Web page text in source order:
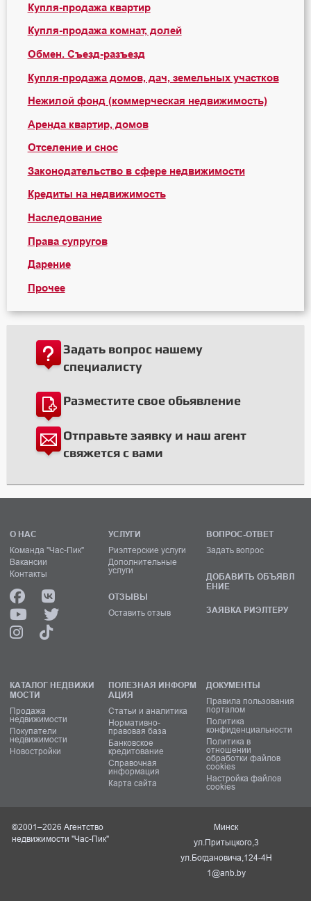
Купля-продажа квартир
Купля-продажа комнат, долей
Обмен. Съезд-разъезд
Купля-продажа домов, дач, земельных участков
Нежилой фонд (коммерческая недвижимость)
Аренда квартир, домов
Отселение и снос
Законодательство в сфере недвижимости
Кредиты на недвижимость
Наследование
Права супругов
Дарение
Прочее
Задать вопрос нашему
специалисту
Разместите свое обьявление
Отправьте заявку и наш агент
свяжется с вами
О НАС
Команда "Час-Пик"
Вакансии
Контакты
УСЛУГИ
Риэлтерские услуги
Дополнительные
услуги
ОТЗЫВЫ
Оставить отзыв
ВОПРОС-ОТВЕТ
Задать вопрос
ДОБАВИТЬ ОБЪЯВЛ
ЕНИЕ
ЗАЯВКА РИЭЛТЕРУ
КАТАЛОГ НЕДВИЖИ
МОСТИ
Продажа
недвижимости
Покупатели
недвижимости
Новостройки
ПОЛЕЗНАЯ ИНФОРМ
АЦИЯ
Статьи и аналитика
Нормативно-
правовая база
Банковское
кредитование
Справочная
информация
Карта сайта
ДОКУМЕНТЫ
Правила пользования
порталом
Политика
конфиденциальности
Политика в
отношении
обработки файлов
cookies
Настройка файлов
cookies
©2001–2026 Агентство
недвижимости "Час-Пик"
Минск
ул.Притыцкого,3
ул.Богдановича,124-4Н
1@anb.by